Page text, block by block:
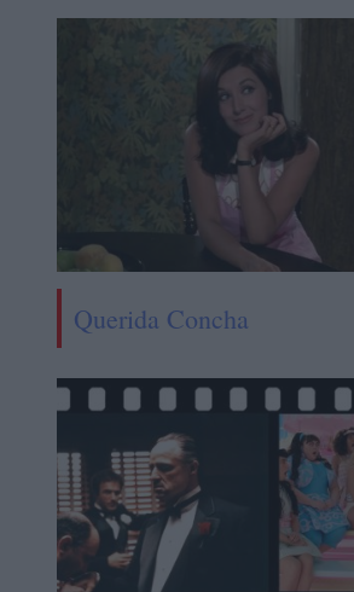
Querida Concha